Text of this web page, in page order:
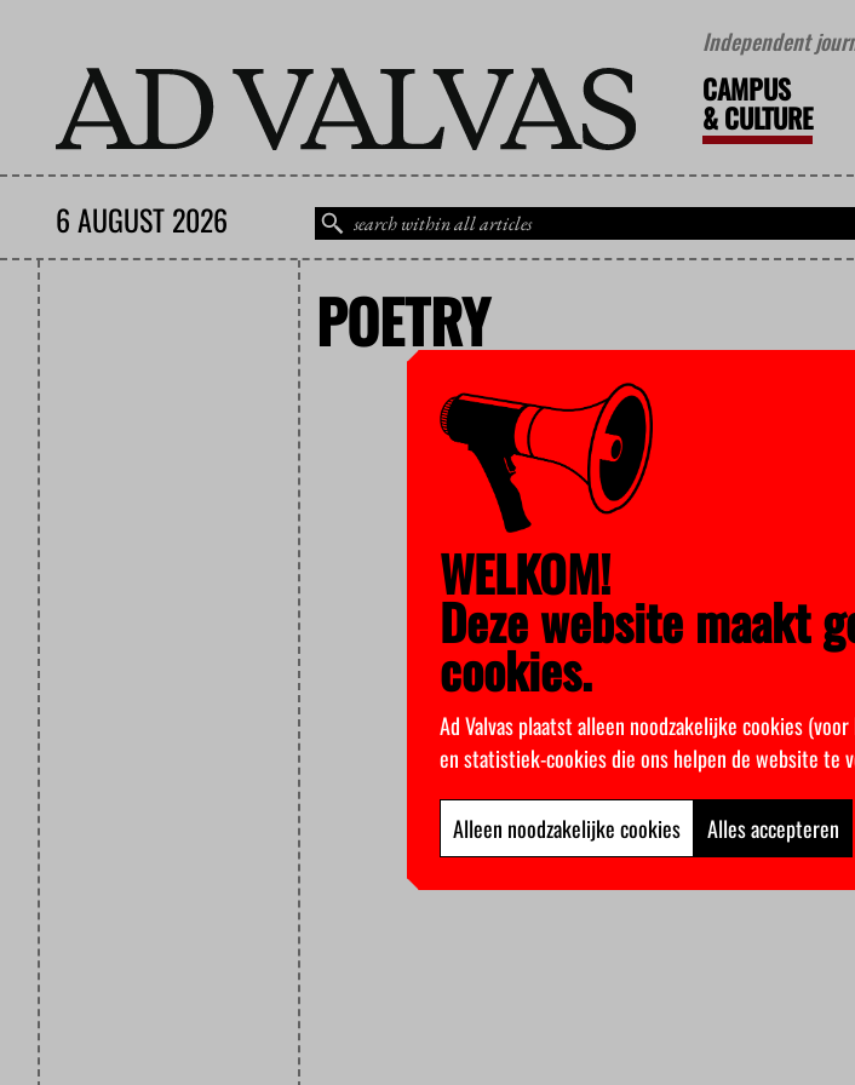
Independent
CAMPUS
&CULTURE
6 AUGUST 2026
POETRY
WELKOM!
Deze website maakt
cookies.
Ad Valvas plaatst alleen noodzakelijke cookies
en statistiek-cookies die ons helpen de website te
Alleen noodzakelijke cookies Alles accepteren